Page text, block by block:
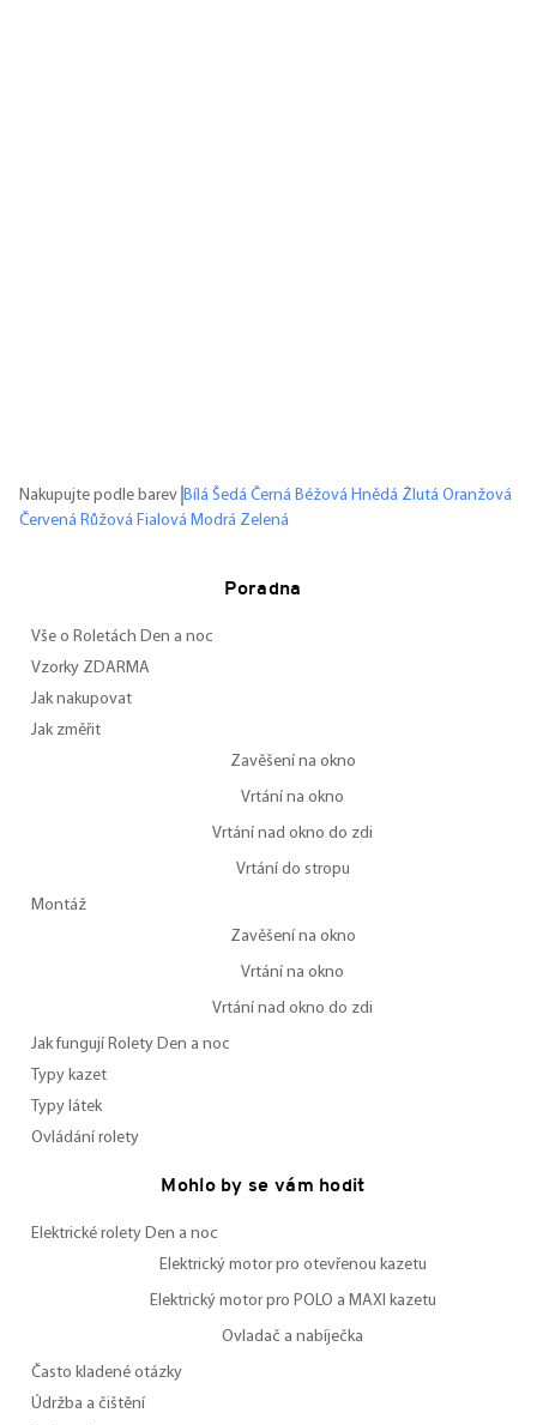
Nakupujte podle barev Bílá Šedá Černá Béžová Hnědá Žlutá Oranžová
Červená Růžová Fialová Modrá Zelená
Poradna
Vše o Roletách Den a noc
Vzorky ZDARMA
Jak nakupovat
Jak změřit
Zavěšení na okno
Vrtání na okno
Vrtání nad okno do zdi
Vrtání do stropu
Montáž
Zavěšení na okno
Vrtání na okno
Vrtání nad okno do zdi
Jak fungují Rolety Den a noc
Typy kazet
Typy látek
Ovládání rolety
Mohlo by se vám hodit
Elektrické rolety Den a noc
Elektrický motor pro otevřenou kazetu
Elektrický motor pro POLO a MAXI kazetu
Ovladač a nabíječka
Často kladené otázky
Údržba a čištění